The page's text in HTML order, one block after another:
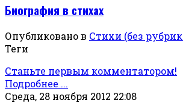
Биография в стихах
Опубликовано в Стихи (без
Теги
Станьте первым комментатором!
Подробнее ...
Среда, 28 ноября 2012 22:08